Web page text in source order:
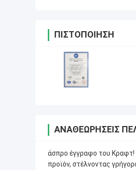
ΠΙΣΤΟΠΟΊΗΣΗ
ΑΝΑΘΕΩΡΉΣΕΙΣ
άσπρο έγγραφο του Κραφτ!
προϊόν, στέλνοντας